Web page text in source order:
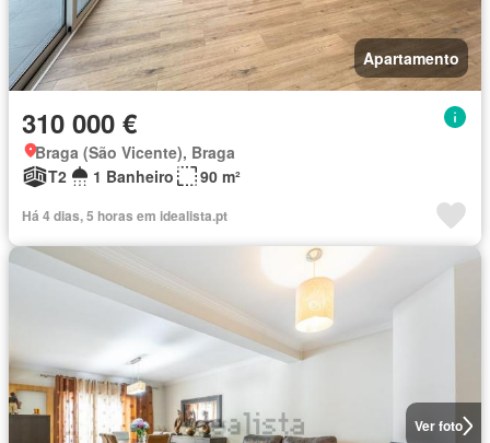
Apartamento
310 000 €
Braga (São Vicente), Braga
T2
1 Banheiro 90 m²
Há 4 dias, 5 horas em idealista.pt
Ver foto